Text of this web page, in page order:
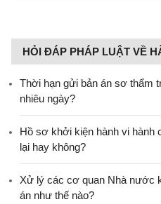
HỎI ĐÁP PHÁP LUẬT VỀ
Thời hạn gửi bản án sơ thẩm
nhiêu ngày?
Hồ sơ khởi kiện hành vi hành
lại hay không?
Xử lý các cơ quan Nhà nước
án như thế nào?